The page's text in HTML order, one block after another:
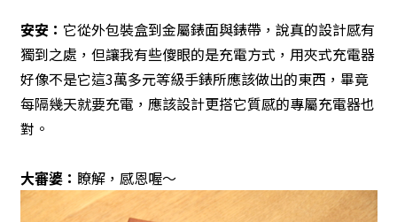
安安： 它從外包裝盒到金屬錶面與錶帶，說真的設計感有
獨到之處，但讓我有些傻眼的是充電方式，用夾式充電器
好像不是它這3萬多元等級手錶所應該做出的東西，畢竟
每隔幾天就要充電，應該設計更搭它質感的專屬充電器也
對。
大審婆： 瞭解，感恩喔～